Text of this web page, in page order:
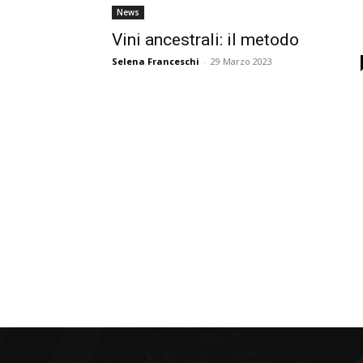
News
Vini ancestrali: il metodo
Selena Franceschi - 29 Marzo 2023